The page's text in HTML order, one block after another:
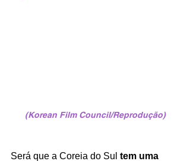
(Korean Film Council/Reprodução)
Será que a Coreia do Sul tem uma